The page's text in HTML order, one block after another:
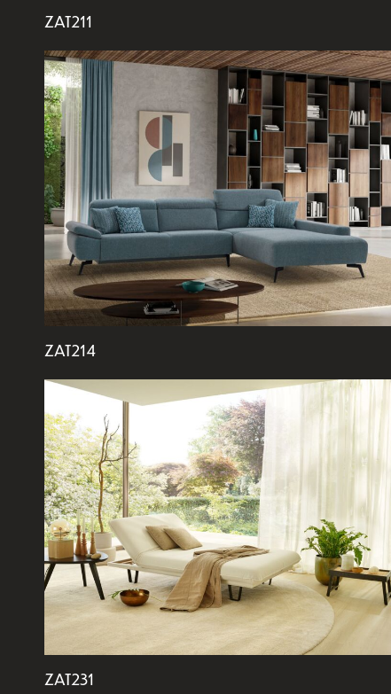
ZAT211
ZAT214
ZAT231